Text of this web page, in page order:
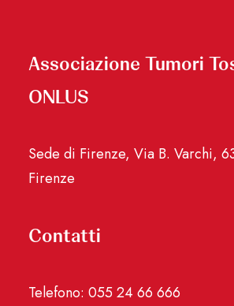
Associazione Tumori
ONLUS
Sede di Firenze, Via B. Varchi,
Firenze
Contatti
Telefono: 055 24 66 666